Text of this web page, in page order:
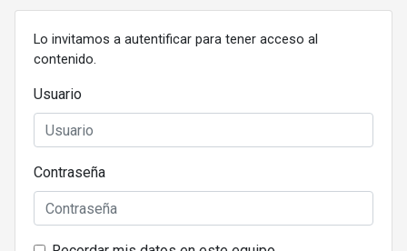
Lo invitamos a autentificar para tener acceso al
contenido.
Usuario
Contraseña